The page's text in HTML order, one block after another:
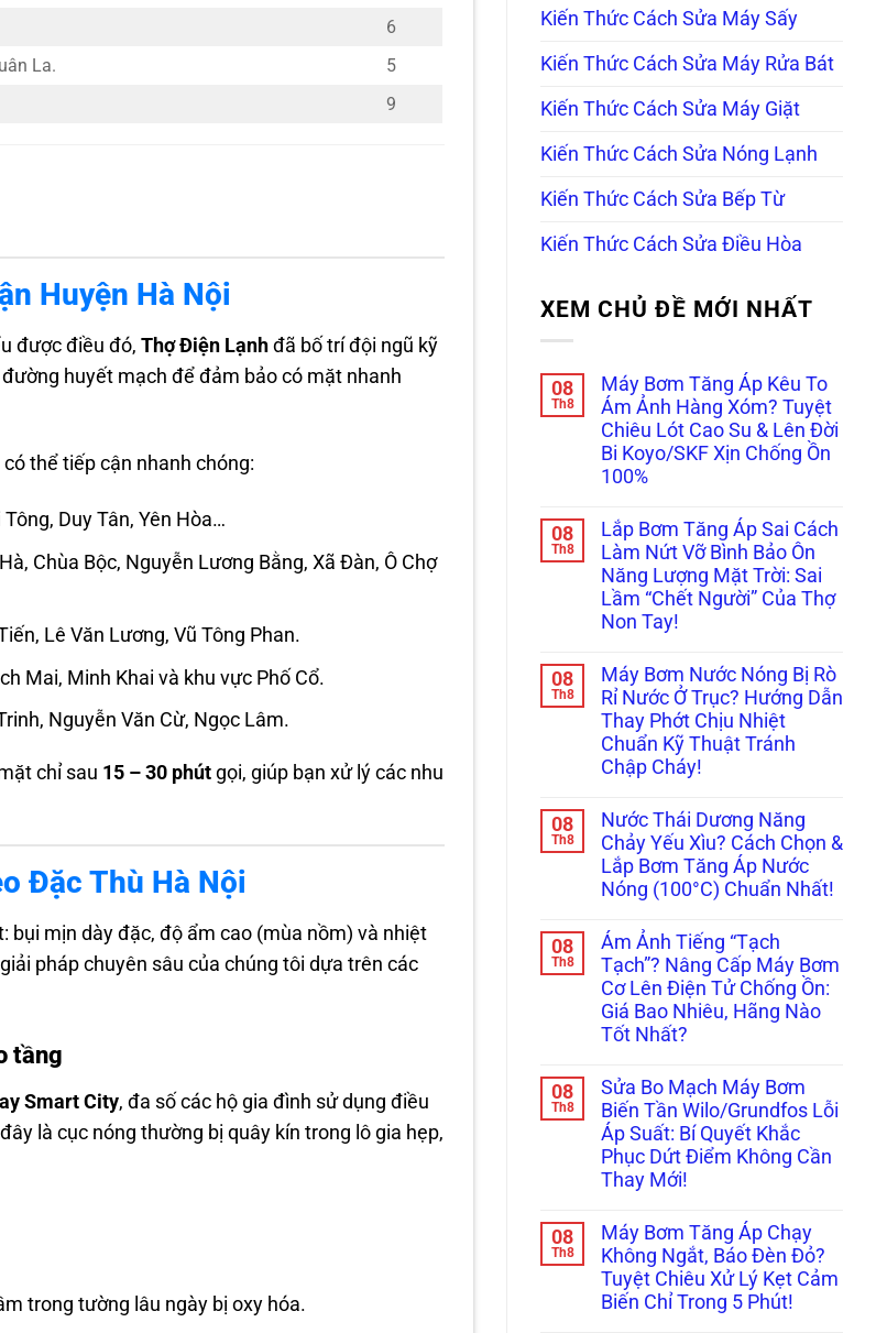
6
La.
5
9
Huyện Hà Nội
được điều đó,Thợ Điện Lạnh đã bố trí đội ngũ kỹ
huyết mạch để đảm bảo có mặt nhanh
thể tiếp cận nhanh chóng:
Duy Tân, Yên Hòa…
Chùa Bộc, Nguyễn Lương Bằng, Xã Đàn, Ô Chợ
Lê Văn Lương, Vũ Tông Phan.
Mai, Minh Khai và khu vực Phố Cổ.
Nguyễn Văn Cừ, Ngọc Lâm.
chỉ sau 15 – 30 phút gọi, giúp bạn xử lý các nhu
Đặc Thù Hà Nội
mịn dày đặc, độ ẩm cao (mùa nồm) và nhiệt
pháp chuyên sâu của chúng tôi dựa trên các
tầng
Smart City, đa số các hộ gia đình sử dụng điều
là cục nóng thường bị quây kín trong lô gia hẹp,
trong tường lâu ngày bị oxy hóa.
Kiến Thức Cách Sửa Máy Sấy
Kiến Thức Cách Sửa Máy Rửa Bát
Kiến Thức Cách Sửa Máy Giặt
Kiến Thức Cách Sửa Nóng Lạnh
Kiến Thức Cách Sửa Bếp Từ
Kiến Thức Cách Sửa Điều Hòa
XEM CHỦ ĐỀ MỚI NHẤT
08
Th8
Máy Bơm Tăng Áp Kêu To
Ám Ảnh Hàng Xóm? Tuyệt
Chiêu Lót Cao Su & Lên Đời
Bi Koyo/SKF Xịn Chống Ồn
100%
bình
luận
ở
Máy
Bơm
Tăng
Áp
Ám
Ảnh
Hàng
Xóm?
Tuyệt
Chiêu
Lót
Cao
Lên
Đời
Bi
Koyo/SKF
Xịn
Chống
100%
08
Th8
Lắp Bơm Tăng Áp Sai Cách
Làm Nứt Vỡ Bình Bảo Ôn
Năng Lượng Mặt Trời: Sai
Lầm “Chết Người” Của Thợ
Non Tay!
bình
luận
ở
Lắp
Bơm
Tăng
Áp
Làm
Nứt
Vỡ
Bình
Bảo
Ôn
Mặt
Trời:
Sai
Lầm
“Chết
Người”
Của
Thợ
Tay!
08
Th8
Máy Bơm Nước Nóng Bị Rò
Rỉ Nước Ở Trục? Hướng Dẫn
Thay Phớt Chịu Nhiệt
Chuẩn Kỹ Thuật Tránh
Chập Cháy!
bình
luận
ở
Máy
Bơm
Nước
Bị
Rò
Rỉ
Nước
Ở
Trục?
Hướng
Dẫn
Chịu
Nhiệt
Chuẩn
Kỹ
Thuật
Tránh
Chập
Cháy!
08
Th8
Nước Thái Dương Năng
Chảy Yếu Xìu? Cách Chọn &
Lắp Bơm Tăng Áp Nước
Nóng (100°C) Chuẩn Nhất!
có
bình
luận
ở
Nước
Thái
Dương
Năng
Xìu?
Cách
Chọn
&
Lắp
Bơm
Tăng
Áp
Nóng
(100°C)
Chuẩn
Nhất!
08
Th8
Ám Ảnh Tiếng “Tạch
Tạch”? Nâng Cấp Máy Bơm
Cơ Lên Điện Tử Chống Ồn:
Giá Bao Nhiêu, Hãng Nào
Tốt Nhất?
bình
luận
ở
Ám
Ảnh
Tiếng
“Tạch
Cấp
Máy
Bơm
Cơ
Lên
Điện
08
Th8
Sửa Bo Mạch Máy Bơm
Biến Tần Wilo/Grundfos Lỗi
Áp Suất: Bí Quyết Khắc
Phục Dứt Điểm Không Cần
Thay Mới!
bình
luận
ở
Sửa
Bo
Mạch
08
Th8
Máy Bơm Tăng Áp Chạy
Không Ngắt, Báo Đèn Đỏ?
Tuyệt Chiêu Xử Lý Kẹt Cảm
Biến Chỉ Trong 5 Phút!